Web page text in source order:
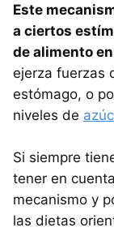
Este
a ciertos
de alimento
ejerza fuerzas
estómago, o
niveles de
Si siempre
tener en
mecanismo y
las dietas